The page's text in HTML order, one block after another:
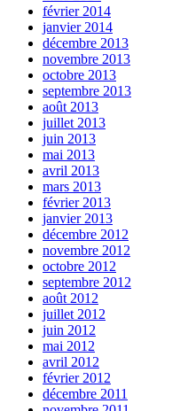
février 2014
janvier 2014
décembre 2013
novembre 2013
octobre 2013
septembre 2013
août 2013
juillet 2013
juin 2013
mai 2013
avril 2013
mars 2013
février 2013
janvier 2013
décembre 2012
novembre 2012
octobre 2012
septembre 2012
août 2012
juillet 2012
juin 2012
mai 2012
avril 2012
février 2012
décembre 2011